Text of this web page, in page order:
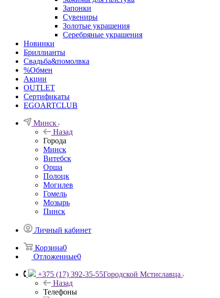
Запонки
Сувениры
Золотые украшения
Серебряные украшения
Новинки
Бриллианты
Свадьба&помолвка
%Обмен
Акции
OUTLET
Сертификаты
EGOARTCLUB
Минск
Назад
Города
Минск
Витебск
Орша
Полоцк
Могилев
Гомель
Мозырь
Пинск
Личный кабинет
Корзина0
Отложенные0
+375 (17) 392-35-55Городской Мстиславца
Назад
Телефоны